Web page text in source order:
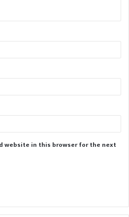
website in this browser for the next